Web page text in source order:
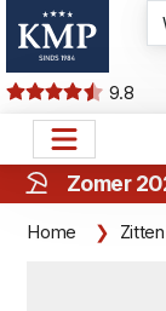
9.8
Zomer
Home Zitten